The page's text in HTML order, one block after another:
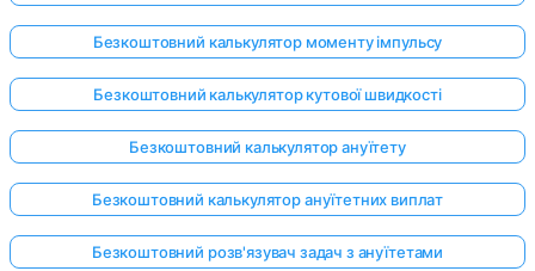
Безкоштовний калькулятор моменту імпульсу
Безкоштовний калькулятор кутової швидкості
Безкоштовний калькулятор ануїтету
Безкоштовний калькулятор ануїтетних виплат
Безкоштовний розв'язувач задач з ануїтетами